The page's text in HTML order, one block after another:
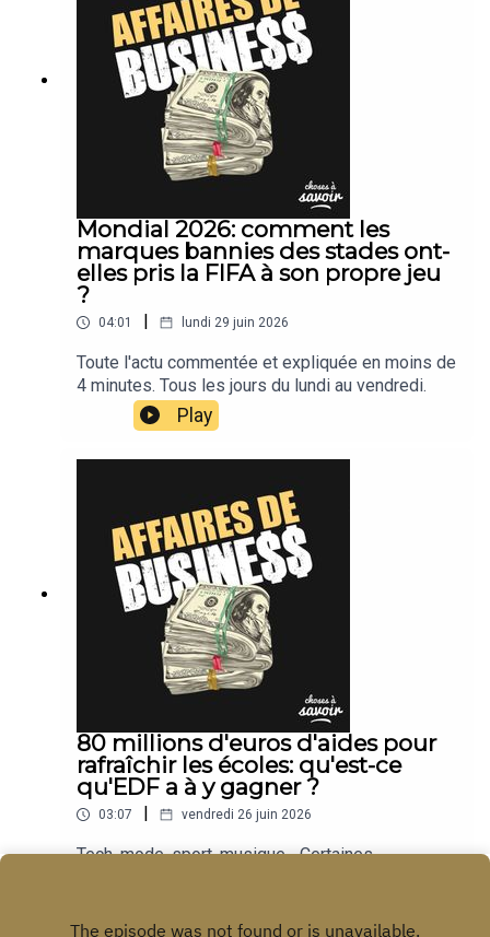
Mondial 2026: comment les
marques bannies des stades ont-
elles pris la FIFA à son propre jeu
?
04:01 lundi 29 juin 2026
Toute l'actu commentée et expliquée en moins de
4 minutes. Tous les jours du lundi au vendredi.
Play
80 millions d'euros d'aides pour
rafraîchir les écoles: qu'est-ce
qu'EDF a à y gagner ?
03:07 vendredi 26 juin 2026
Tech, mode, sport, musique... Certaines